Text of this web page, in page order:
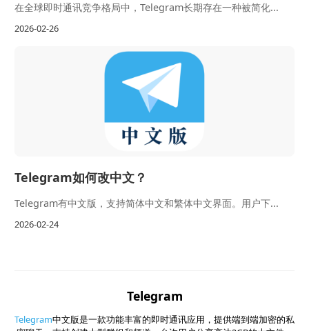
在全球即时通讯竞争格局中，Telegram长期存在一种被简化...
2026-02-26
Telegram如何改中文？
Telegram有中文版，支持简体中文和繁体中文界面。用户下...
2026-02-24
Telegram
Telegram中文版是一款功能丰富的即时通讯应用，提供端到端加密的私